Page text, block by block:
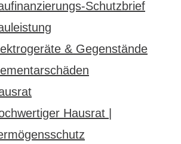
Schutzbrief
& Gegenstände
Hausrat |